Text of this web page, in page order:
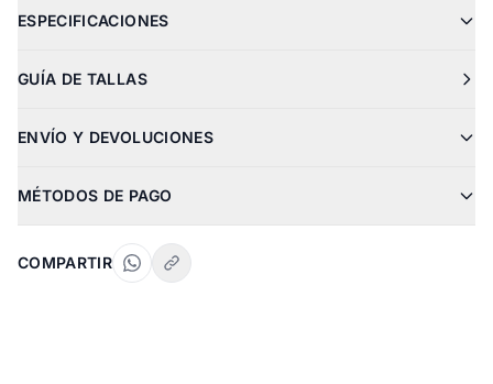
ESPECIFICACIONES
GUÍA DE TALLAS
ENVÍO Y DEVOLUCIONES
MÉTODOS DE PAGO
COMPARTIR